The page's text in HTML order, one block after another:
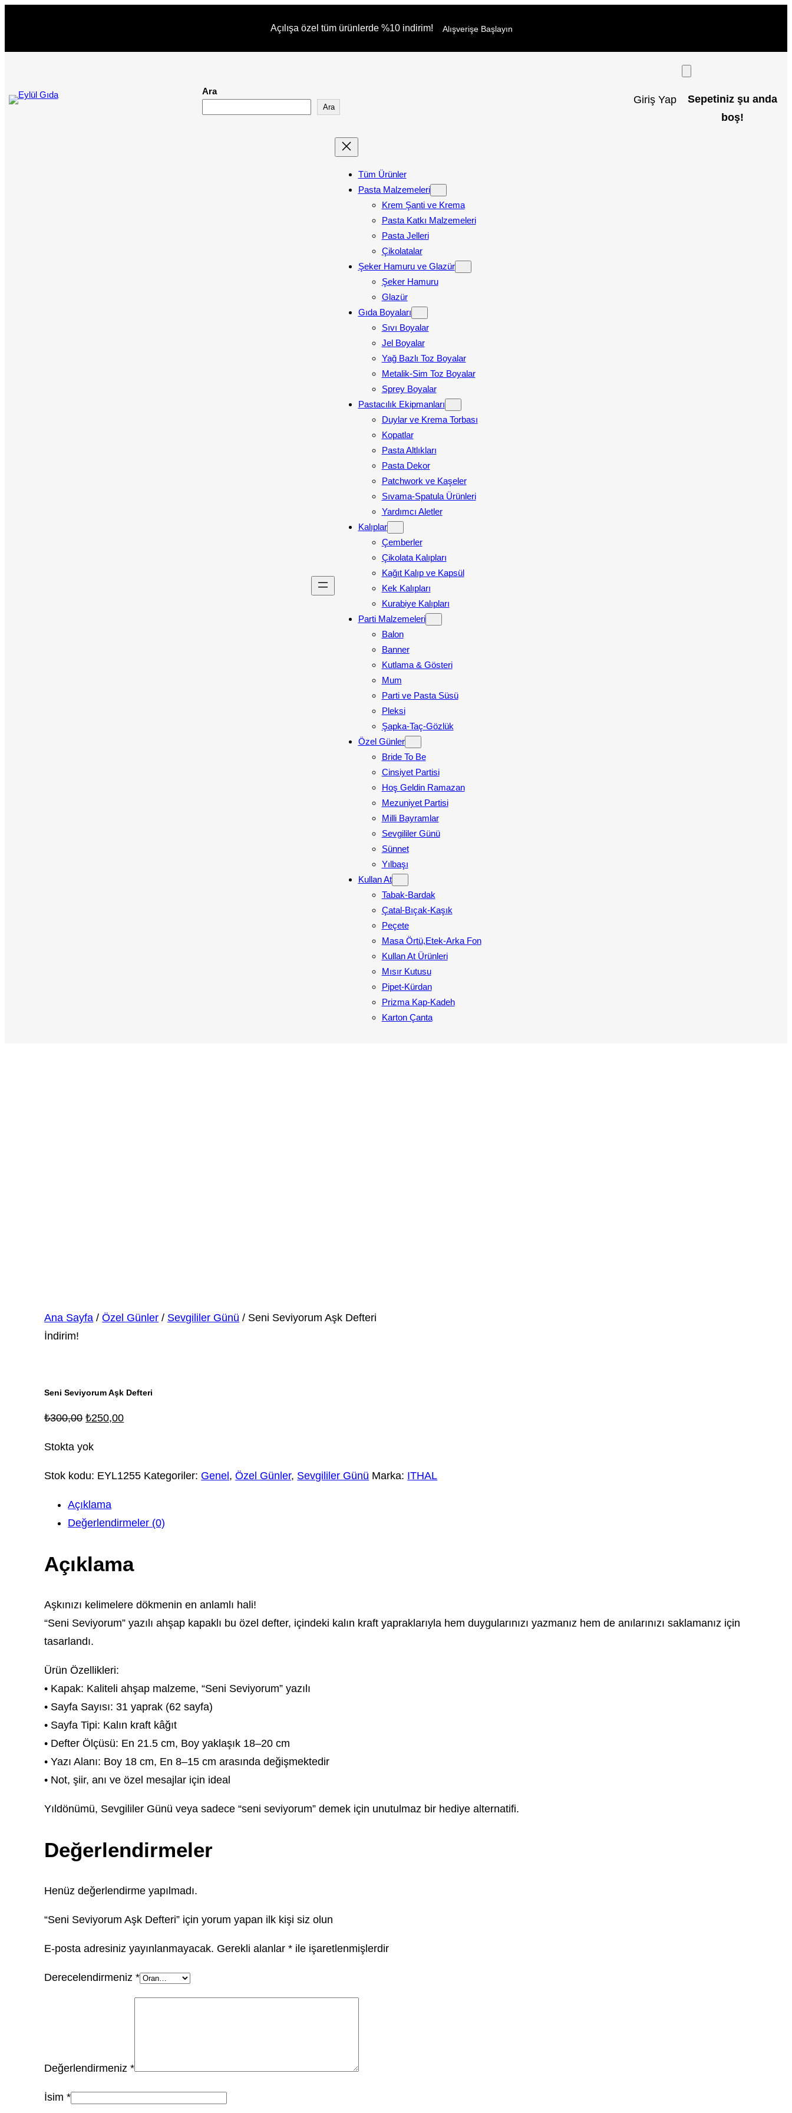
Açılışa özel tüm ürünlerde %10 indirim! Alışverişe Başlayın
Ara
Ara
Giriş Yap
Sepetiniz şu anda
boş!
Tüm Ürünler
Pasta Malzemeleri
Krem Şanti ve Krema
Pasta Katkı Malzemeleri
Pasta Jelleri
Çikolatalar
Şeker Hamuru ve Glazür
Şeker Hamuru
Glazür
Gıda Boyaları
Sıvı Boyalar
Jel Boyalar
Yağ Bazlı Toz Boyalar
Metalik-Sim Toz Boyalar
Sprey Boyalar
Pastacılık Ekipmanları
Duylar ve Krema Torbası
Kopatlar
Pasta Altlıkları
Pasta Dekor
Patchwork ve Kaşeler
Sıvama-Spatula Ürünleri
Yardımcı Aletler
Kalıplar
Çemberler
Çikolata Kalıpları
Kağıt Kalıp ve Kapsül
Kek Kalıpları
Kurabiye Kalıpları
Parti Malzemeleri
Balon
Banner
Kutlama & Gösteri
Mum
Parti ve Pasta Süsü
Pleksi
Şapka-Taç-Gözlük
Özel Günler
Bride To Be
Cinsiyet Partisi
Hoş Geldin Ramazan
Mezuniyet Partisi
Milli Bayramlar
Sevgililer Günü
Sünnet
Yılbaşı
Kullan At
Tabak-Bardak
Çatal-Bıçak-Kaşık
Peçete
Masa Örtü,Etek-Arka Fon
Kullan At Ürünleri
Mısır Kutusu
Pipet-Kürdan
Prizma Kap-Kadeh
Karton Çanta
Ana Sayfa /Özel Günler / Sevgililer Günü / Seni Seviyorum Aşk Defteri
İndirim!
Seni Seviyorum Aşk Defteri
₺300,00 Orijinal
₺300,00.
₺250,00Şu
₺250,00.
Stokta yok
Stok kodu: EYL1255 Kategoriler: Genel ,Özel Günler, Sevgililer Günü Marka: ITHAL
Açıklama
Değerlendirmeler (0)
Açıklama
Aşkınızı kelimelere dökmenin en anlamlı hali!
“Seni Seviyorum” yazılı ahşap kapaklı bu özel defter, içindeki kalın kraft yapraklarıyla hem duygularınızı yazmanız hem de anılarınızı saklamanız için
tasarlandı.
Ürün Özellikleri:
• Kapak: Kaliteli ahşap malzeme, “Seni Seviyorum” yazılı
• Sayfa Sayısı: 31 yaprak (62 sayfa)
• Sayfa Tipi: Kalın kraft kâğıt
• Defter Ölçüsü: En 21.5 cm, Boy yaklaşık 18–20 cm
• Yazı Alanı: Boy 18 cm, En 8–15 cm arasında değişmektedir
• Not, şiir, anı ve özel mesajlar için ideal
Yıldönümü, Sevgililer Günü veya sadece “seni seviyorum” demek için unutulmaz bir hediye alternatifi.
Değerlendirmeler
Henüz değerlendirme yapılmadı.
“Seni Seviyorum Aşk Defteri” için yorum yapan ilk kişi siz olun
E-posta adresiniz yayınlanmayacak. Gerekli alanlar* ile işaretlenmişlerdir
Derecelendirmeniz*
Değerlendirmeniz*
İsim*